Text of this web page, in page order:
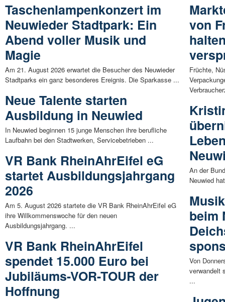
Taschenlampenkonzert im
Neuwieder Stadtpark: Ein
Abend voller Musik und
Magie
Am 21. August 2026 erwartet die Besucher des Neuwieder
Stadtparks ein ganz besonderes Ereignis. Die Sparkasse ...
Neue Talente starten
Ausbildung in Neuwied
In Neuwied beginnen 15 junge Menschen ihre berufliche
Laufbahn bei den Stadtwerken, Servicebetrieben ...
VR Bank RheinAhrEifel eG
startet Ausbildungsjahrgang
2026
Am 5. August 2026 startete die VR Bank RheinAhrEifel eG
ihre Willkommenswoche für den neuen
Ausbildungsjahrgang. ...
VR Bank RheinAhrEifel
spendet 15.000 Euro bei
Jubiläums-VOR-TOUR der
Hoffnung
von
Früchte,
An der
Neuwied
beim
Von
verwandelt
...